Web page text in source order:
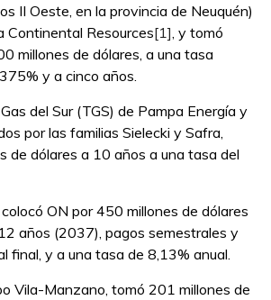
II Oeste, en la provincia de Neuquén)
Continental Resources[1], y tomó
millones de dólares, a una tasa
y a cinco años.
del Sur (TGS) de Pampa Energía y
por las familias Sielecki y Safra,
de dólares a 10 años a una tasa del
ON por 450 millones de dólares
años (2037), pagos semestrales y
final, y a una tasa de 8,13% anual.
Vila-Manzano, tomó 201 millones de